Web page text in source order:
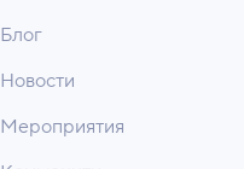
Блог
Новости
Мероприятия